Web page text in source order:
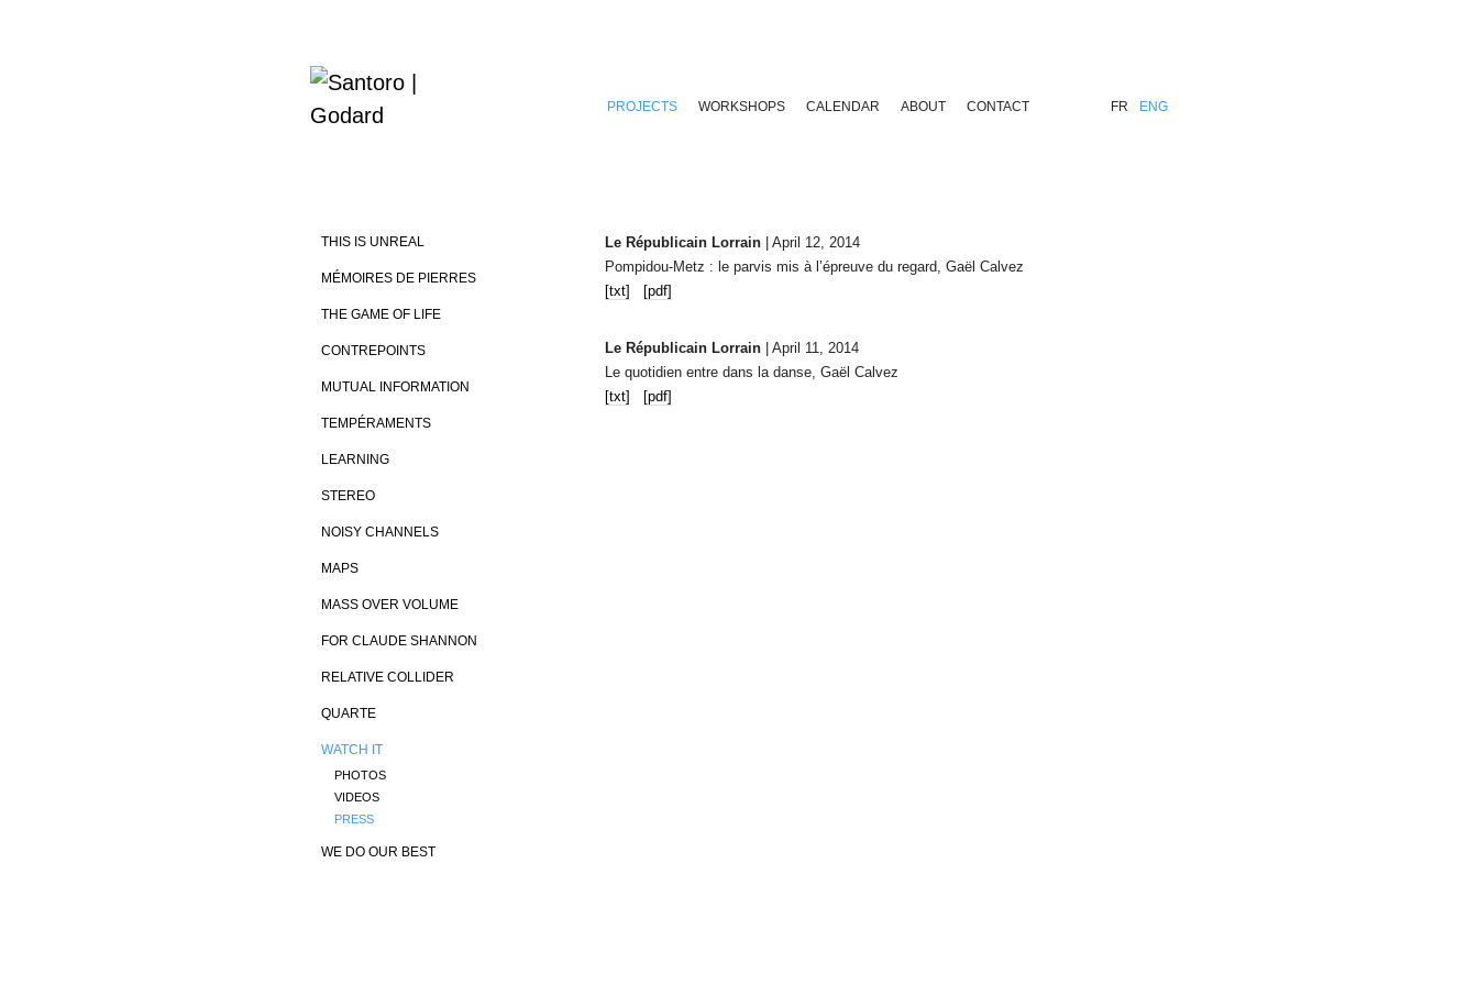
ENG
FR
PROJECTS WORKSHOPS CALENDAR ABOUT CONTACT
THIS IS UNREAL
MÉMOIRES DE PIERRES
THE GAME OF LIFE
CONTREPOINTS
MUTUAL INFORMATION
TEMPÉRAMENTS
LEARNING
STEREO
NOISY CHANNELS
MAPS
MASS OVER VOLUME
FOR CLAUDE SHANNON
RELATIVE COLLIDER
QUARTE
WATCH IT
PHOTOS
VIDEOS
PRESS
WE DO OUR BEST
Le Républicain Lorrain | April 12, 2014
Pompidou-Metz : le parvis mis à l’épreuve du regard, Gaël Calvez
[txt]
[pdf]
Le Républicain Lorrain | April 11, 2014
Le quotidien entre dans la danse, Gaël Calvez
[txt]
[pdf]